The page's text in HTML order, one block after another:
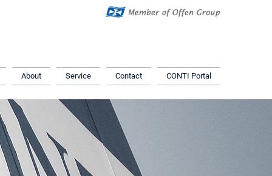
About Service Contact CONTI Portal